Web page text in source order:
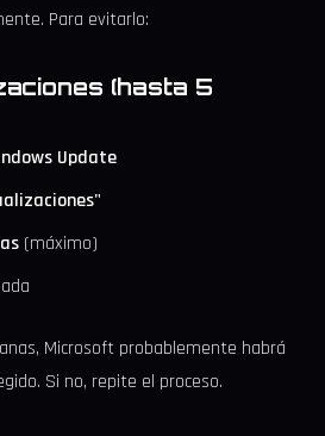
Para evitarlo:
(hasta 5
Update
(máximo)
Microsoft probablemente habrá
Si no, repite el proceso.